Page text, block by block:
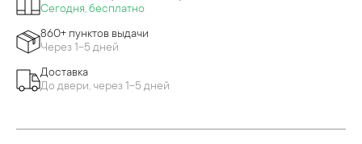
Сегодня, бесплатно
860+ пунктов выдачи
Через 1-5 дней
Доставка
До двери, через 1-5 дней